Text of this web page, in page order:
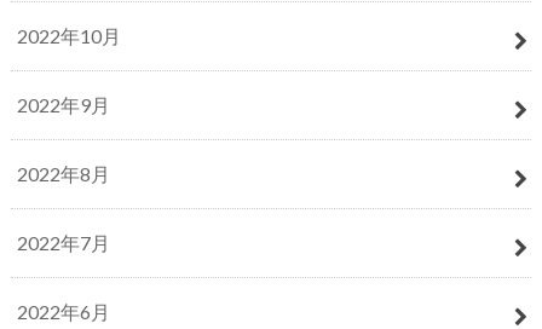
2022年10月
2022年9月
2022年8月
2022年7月
2022年6月